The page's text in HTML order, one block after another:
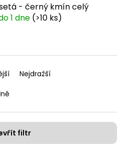
- černý kmín celý
1 dne (>10 ks)
Nejdražší
filtr